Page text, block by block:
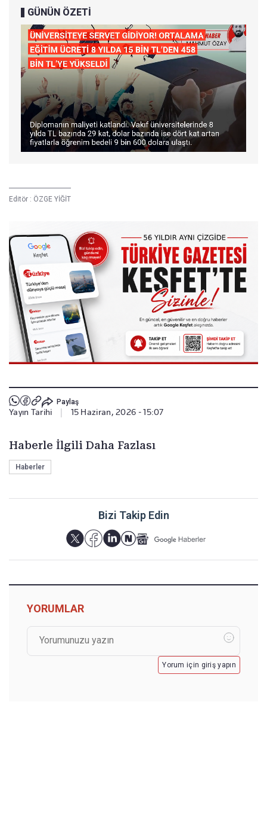
GÜNÜN ÖZETİ
Editör : ÖZGE YİĞİT
Paylaş
Yayın Tarihi 15 Haziran, 2026 - 15:07
Haberle İlgili Daha Fazlası
Haberler
Bizi Takip Edin
YORUMLAR
Yorum için giriş yapın